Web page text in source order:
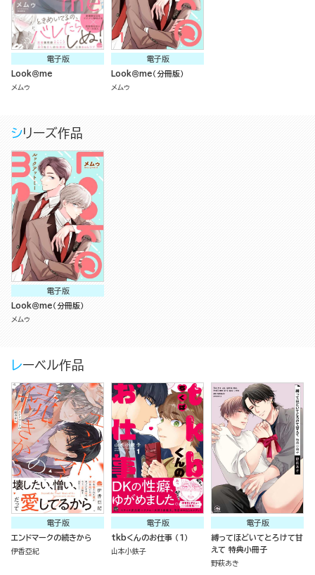
電子版
Look＠me
メムゥ
電子版
Look＠me（分冊版）
メムゥ
シリーズ作品
電子版
Look＠me（分冊版）
メムゥ
レーベル作品
電子版
エンドマークの続きから
伊香亞紀
電子版
tkbくんのお仕事 （1）
山本小鉄子
電子版
縛ってほどいてとろけて甘
えて 特典小冊子
野萩あき